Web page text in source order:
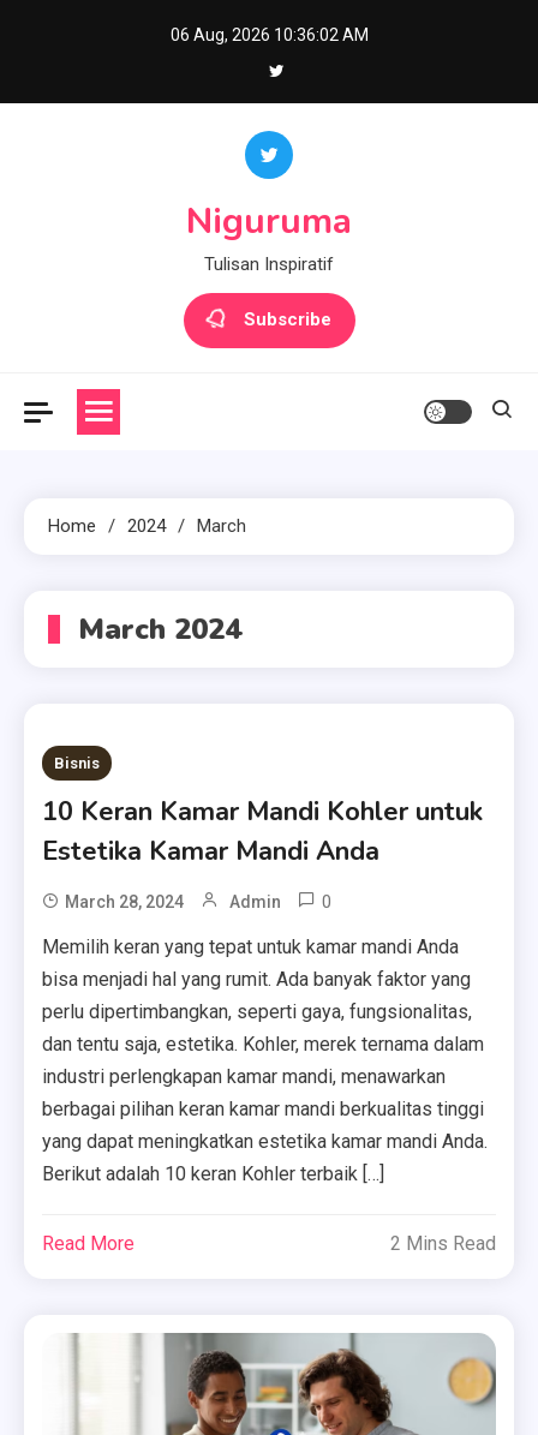
06 Aug, 2026 10:36:02 AM
Niguruma
Tulisan Inspiratif
Subscribe
Home 2024 March
March 2024
Bisnis
10 Keran Kamar Mandi Kohler untuk
Estetika Kamar Mandi Anda
March 28, 2024 Admin 0
Memilih keran yang tepat untuk kamar mandi Anda
bisa menjadi hal yang rumit. Ada banyak faktor yang
perlu dipertimbangkan, seperti gaya, fungsionalitas,
dan tentu saja, estetika. Kohler, merek ternama dalam
industri perlengkapan kamar mandi, menawarkan
berbagai pilihan keran kamar mandi berkualitas tinggi
yang dapat meningkatkan estetika kamar mandi Anda.
Berikut adalah 10 keran Kohler terbaik […]
Read More 2 Mins Read